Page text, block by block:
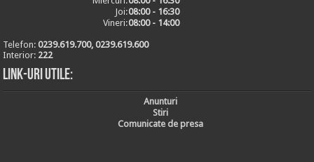
Joi:08:00 - 16:30
Vineri:08:00 - 14:00
Telefon:0239.619.700, 0239.619.600
Interior: 222
Link-uri utile:
Anunturi
Stiri
Comunicate de presa